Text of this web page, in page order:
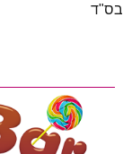
בס"ד